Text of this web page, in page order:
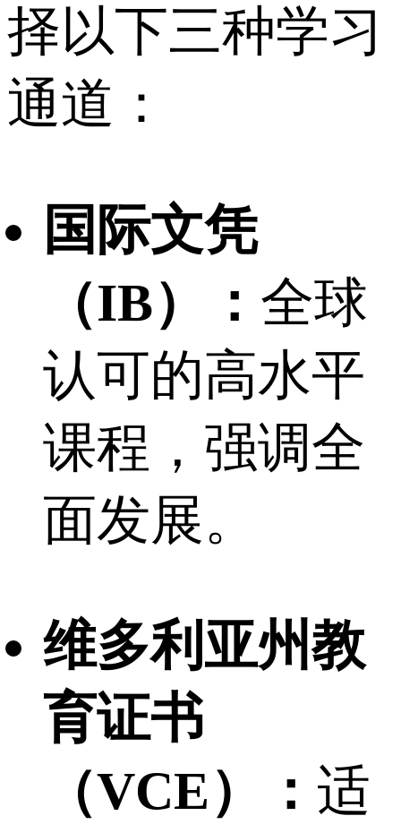
择以下三种学习
通道：
国际文凭
（IB）： 全球
认可的高水平
课程，强调全
面发展。
维多利亚州教
育证书
（VCE）： 适